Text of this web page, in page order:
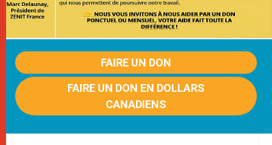
FAIRE UN DON
FAIRE UN DON EN DOLLARS
CANADIENS